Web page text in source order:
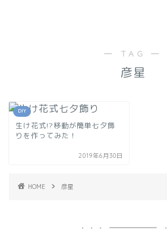
― TAG ―
彦星
DIY
生け花式!?移動が簡単七夕飾
りを作ってみた！
2019年6月30日
HOME 彦星